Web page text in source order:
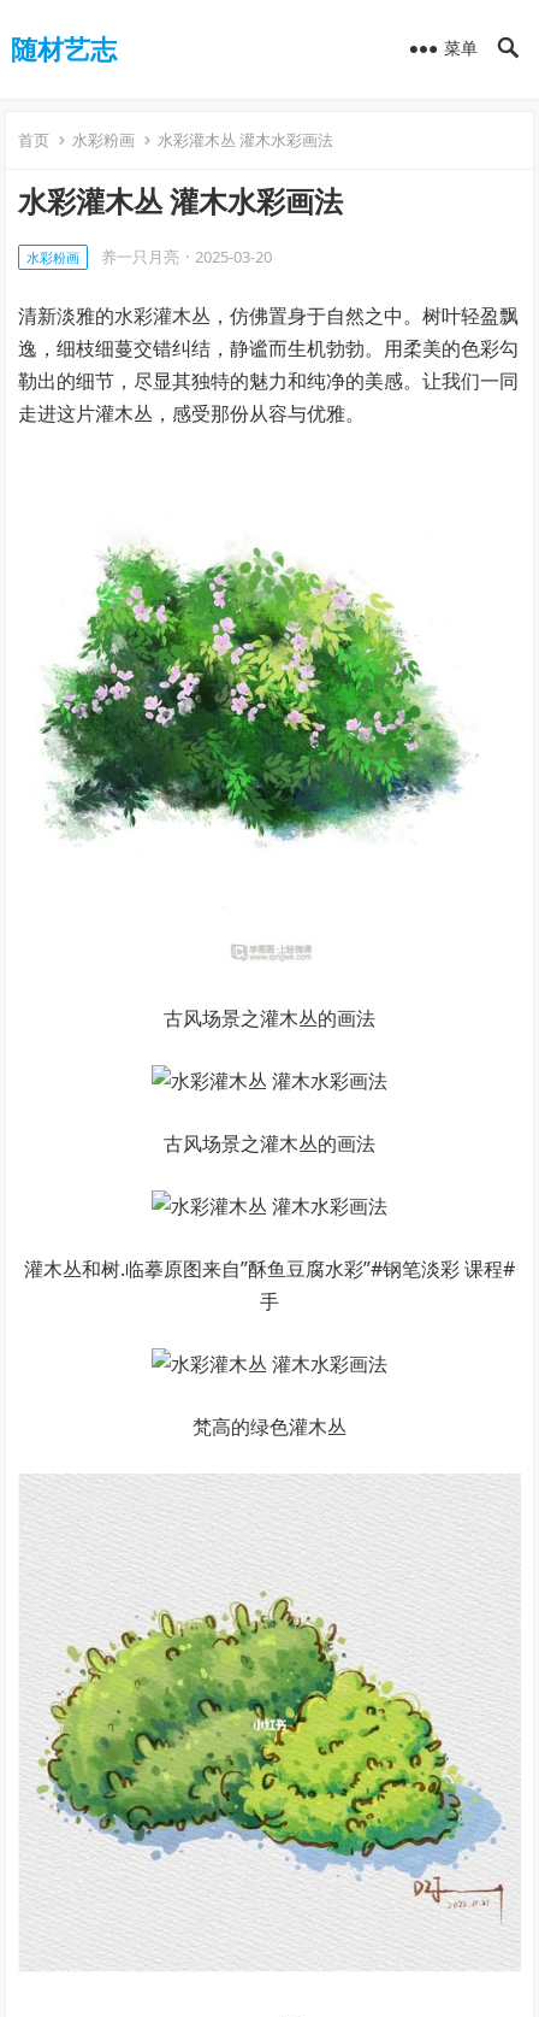
随材艺志 菜单
首页 水彩粉画 水彩灌木丛 灌木水彩画法
水彩灌木丛 灌木水彩画法
水彩粉画 养一只月亮 · 2025-03-20
清新淡雅的水彩灌木丛，仿佛置身于自然之中。树叶轻盈飘
逸，细枝细蔓交错纠结，静谧而生机勃勃。用柔美的色彩勾
勒出的细节，尽显其独特的魅力和纯净的美感。让我们一同
走进这片灌木丛，感受那份从容与优雅。
古风场景之灌木丛的画法
古风场景之灌木丛的画法
灌木丛和树.临摹原图来自”酥鱼豆腐水彩”#钢笔淡彩 课程#
手
梵高的绿色灌木丛